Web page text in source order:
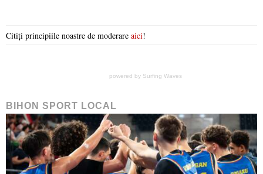
Citiți principiile noastre de moderare aici!
powered by Surfing Waves
BIHON SPORT LOCAL